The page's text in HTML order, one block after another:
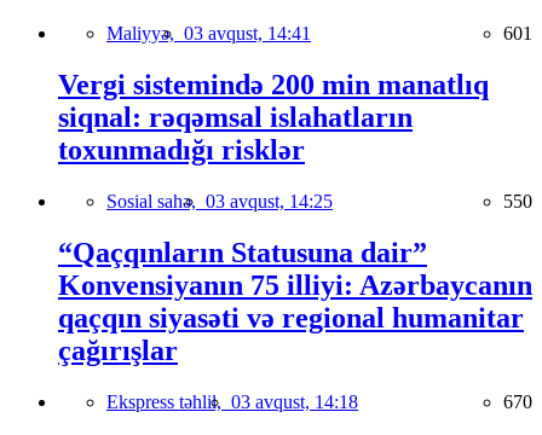
Maliyyə, 03 avqust, 14:41 601
Vergi sistemində 200 min manatlıq
siqnal: rəqəmsal islahatların
toxunmadığı risklər
Sosial sahə, 03 avqust, 14:25 550
“Qaçqınların Statusuna dair”
Konvensiyanın 75 illiyi: Azərbaycanın
qaçqın siyasəti və regional humanitar
çağırışlar
Ekspress təhlil, 03 avqust, 14:18 670